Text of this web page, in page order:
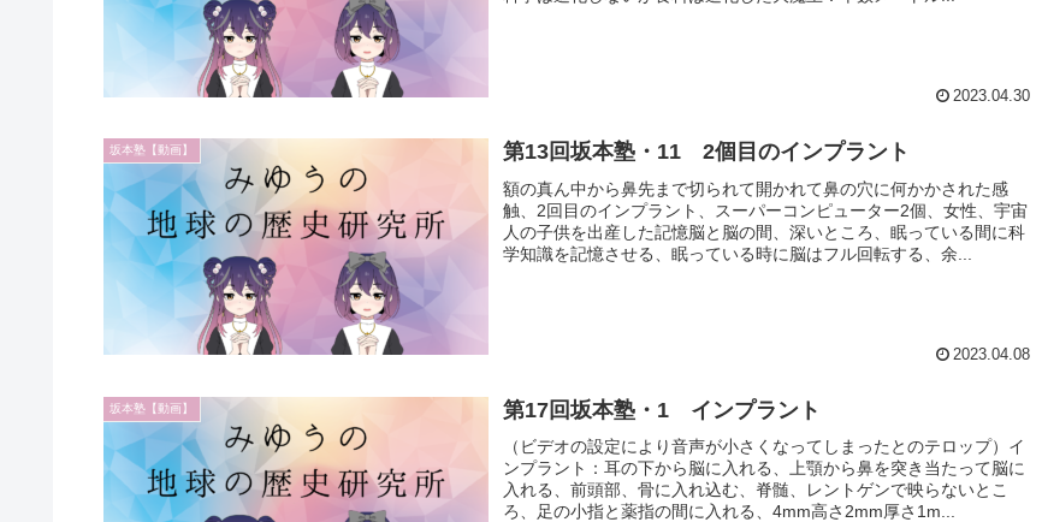
2023.04.30
坂本塾【動画】 第13回坂本塾・11 2個目のインプラント
額の真ん中から鼻先まで切られて開かれて鼻の穴に何かかされた感
触、2回目のインプラント、スーパーコンピューター2個、女性、宇宙
人の子供を出産した記憶脳と脳の間、深いところ、眠っている間に科
学知識を記憶させる、眠っている時に脳はフル回転する、余...
2023.04.08
坂本塾【動画】 第17回坂本塾・1 インプラント
（ビデオの設定により音声が小さくなってしまったとのテロップ）イ
ンプラント：耳の下から脳に入れる、上顎から鼻を突き当たって脳に
入れる、前頭部、骨に入れ込む、脊髄、レントゲンで映らないとこ
ろ、足の小指と薬指の間に入れる、4mm高さ2mm厚さ1m...